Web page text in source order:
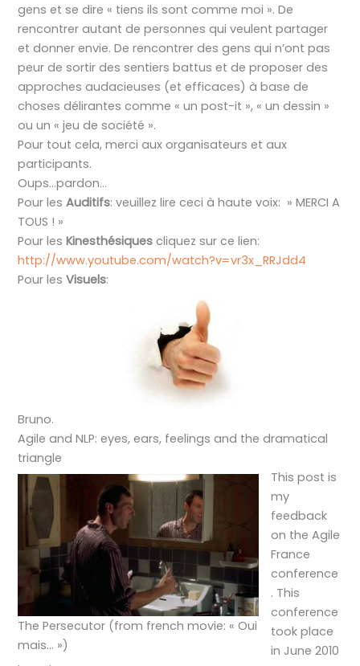
gens et se dire « tiens ils sont comme moi ». De
rencontrer autant de personnes qui veulent partager
et donner envie. De rencontrer des gens qui n’ont pas
peur de sortir des sentiers battus et de proposer des
approches audacieuses (et efficaces) à base de
choses délirantes comme « un post-it », « un dessin »
ou un « jeu de société ».
Pour tout cela, merci aux organisateurs et aux
participants.
Oups…pardon…
Pour lesAuditifs: veuillez lire ceci à haute voix: » MERCI A
TOUS ! »
Pour lesKinesthésiques cliquez sur ce lien:
http://www.youtube.com/watch?v=vr3x_RRJdd4
Pour lesVisuels:
Bruno.
Agile and NLP: eyes, ears, feelings and the dramatical
triangle
The Persecutor (from french movie: « Oui
mais… »)
This post is
my
feedback
on the Agile
France
conference
. This
conference
took place
in June 2010